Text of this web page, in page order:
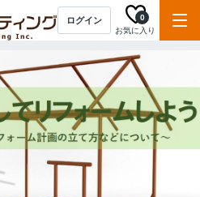
ログイン
お気に入り
0